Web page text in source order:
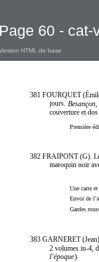
Page 60 - cat-
HTML de base
381 FOURQUET
jours.
couverture et
Première
382 FRAIPONT (G).
maroquin noir
Une carte et
Envoi de
Gardes
383 GARNERET
2 volumes in-4,
l’époque).